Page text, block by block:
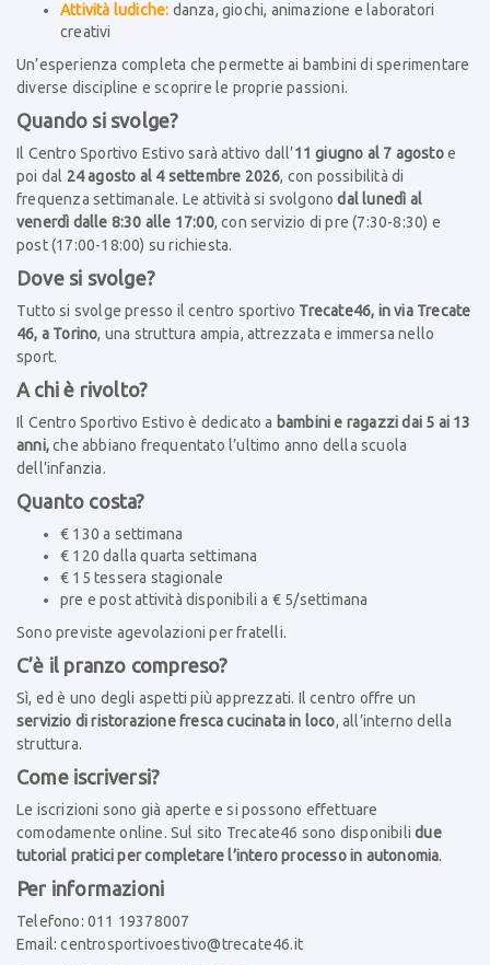
Attività ludiche: danza, giochi, animazione e laboratori
creativi
Un’esperienza completa che permette ai bambini di sperimentare
diverse discipline e scoprire le proprie passioni.
Quando si svolge?
Il Centro Sportivo Estivo sarà attivo dall’11 giugno al 7 agostoe
poi dal 24 agosto al 4 settembre 2026, con possibilità di
frequenza settimanale. Le attività si svolgonodal lunedì al
venerdì dalle 8:30 alle 17:00, con servizio di pre (7:30-8:30) e
post (17:00-18:00) su richiesta.
Dove si svolge?
Tutto si svolge presso il centro sportivo Trecate46, in via Trecate
46, a Torino, una struttura ampia, attrezzata e immersa nello
sport.
A chi è rivolto?
Il Centro Sportivo Estivo è dedicato a bambini e ragazzi dai 5 ai 13
anni,che abbiano frequentato l’ultimo anno della scuola
dell’infanzia.
Quanto costa?
€ 130 a settimana
€ 120 dalla quarta settimana
€ 15 tessera stagionale
pre e post attività disponibili a € 5/settimana
Sono previste agevolazioni per fratelli.
C’è il pranzo compreso?
Sì, ed è uno degli aspetti più apprezzati. Il centro offre un
servizio di ristorazione fresca cucinata in loco, all’interno della
struttura.
Come iscriversi?
Le iscrizioni sono già aperte e si possono effettuare
comodamente online. Sul sito Trecate46 sono disponibilidue
tutorial pratici per completare l’intero processo in autonomia.
Per informazioni
Telefono: 011 19378007
Email:centrosportivoestivo@trecate46.it